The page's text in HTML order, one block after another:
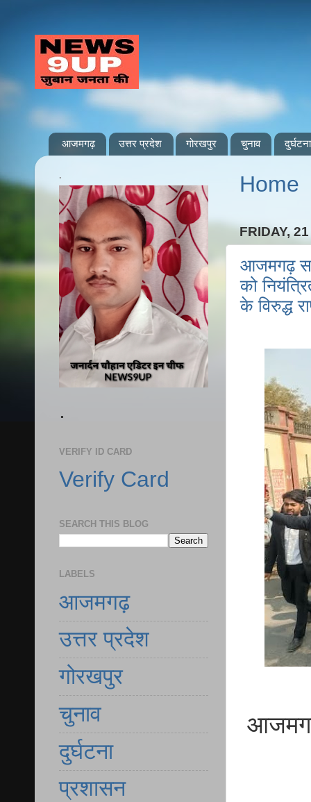
आजमगढ़ उत्तर प्रदेश गोरखपुर चुनाव दुर्घटना
Home
FRIDAY,
आजमगढ़
को
के विरुद्ध
.
.
VERIFY ID CARD
Verify Card
SEARCH THIS BLOG
LABELS
आजमगढ़
उत्तर प्रदेश
गोरखपुर
चुनाव
दुर्घटना
प्रशासन